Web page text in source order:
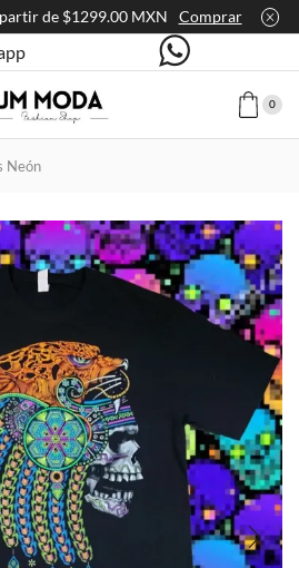
de $1299.00 MXN Comprar
0
Neón